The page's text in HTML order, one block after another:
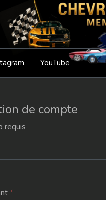
YouTube
de compte
requis
*